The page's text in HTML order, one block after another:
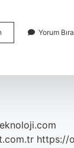
Göre
Yorum
https://